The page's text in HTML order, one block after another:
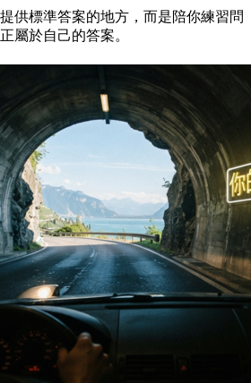
供標準答案的地方，而是陪你練習問
屬於自己的答案。